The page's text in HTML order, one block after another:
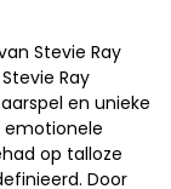
Stevie Ray
Ray
en unieke
emotionele
op talloze
Door